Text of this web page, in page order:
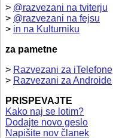
> @razvezani na tviterju
> @razvezani na fejsu
> in na Kulturniku
za pametne
> Razvezani za iTelefone
> Razvezani za Androide
PRISPEVAJTE
Kako naj se lotim?
Dodajte novo geslo
Napišite nov članek